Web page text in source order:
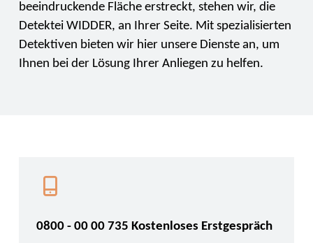
beeindruckende Fläche erstreckt, stehen wir, die
Detektei WIDDER, an Ihrer Seite. Mit spezialisierten
Detektiven bieten wir hier unsere Dienste an, um
Ihnen bei der Lösung Ihrer Anliegen zu helfen.
0800 - 00 00 735 Kostenloses Erstgespräch